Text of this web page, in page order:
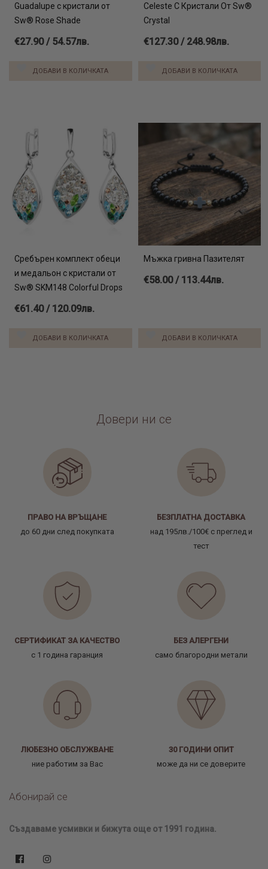
Guadalupe с кристали от
Sw® Rose Shade
€27.90 / 54.57лв.
ДОБАВИ В КОЛИЧКАТА
Celeste С Кристали От Sw®
Crystal
€127.30 / 248.98лв.
ДОБАВИ В КОЛИЧКАТА
Сребърен комплект обеци
и медальон с кристали от
Sw® SKM148 Colorful Drops
€61.40 / 120.09лв.
ДОБАВИ В КОЛИЧКАТА
Мъжка гривна Пазителят
€58.00 / 113.44лв.
ДОБАВИ В КОЛИЧКАТА
Довери ни се
ПРАВО НА ВРЪЩАНЕ
до 60 дни след покупката
БЕЗПЛАТНА ДОСТАВКА
над 195лв./100€ с преглед и
тест
СЕРТИФИКАТ ЗА КАЧЕСТВО
с 1 година гаранция
БЕЗ АЛЕРГЕНИ
само благородни метали
ЛЮБЕЗНО ОБСЛУЖВАНЕ
ние работим за Вас
30 ГОДИНИ ОПИТ
може да ни се доверите
Абонирай се
Създаваме усмивки и бижута още от 1991 година.